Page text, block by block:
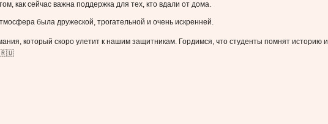
как сейчас важна поддержка для тех, кто вдали от дома.
была дружеской, трогательной и очень искренней.
который скоро улетит к нашим защитникам. Гордимся, что студенты помнят историю и